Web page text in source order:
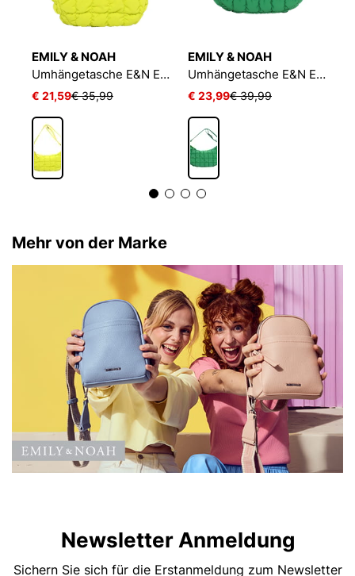
EMILY & NOAH
Umhängetasche E&N Epinal RUE 09
€ 21,59€ 35,99
EMILY & NOAH
Umhängetasche E&N Epinal RUE 09
€ 23,99€ 39,99
Mehr von der Marke
Newsletter Anmeldung
Sichern Sie sich für die Erstanmeldung zum Newsletter